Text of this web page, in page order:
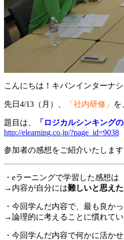
こんにちは！キバンインターナ
先日4/13（月）、 「社内研修」 を
題目は、 「ロジカルシンキング
http://elearning.co.jp/?page_id=9038
参加者の感想をご紹介いたします
・eラーニングで学習した感想は
→内容が自分には難しいと思え
・今回学んだ内容で、最も良か
→論理的に考えることに慣れてい
・今回学んだ内容で何かに活か